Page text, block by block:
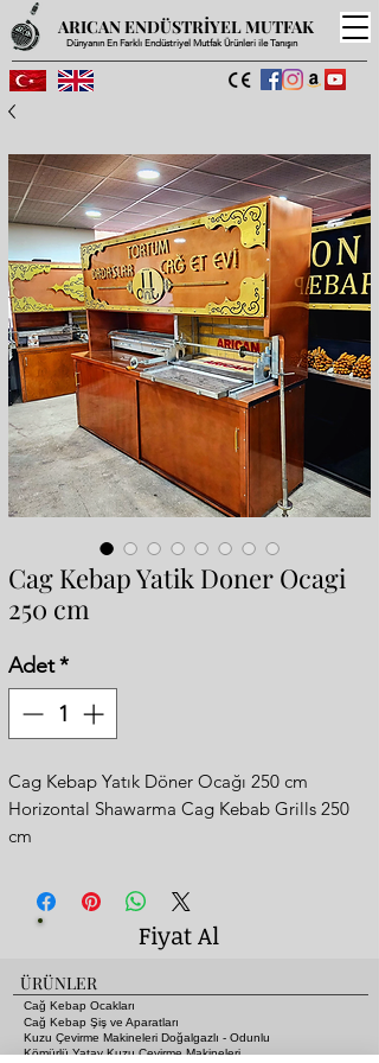
Dünyanın En Farklı Endüstriyel Mutfak Ürünleri ile Tanışın
ARICAN ENDÜSTRİYEL MUTFAK
Cag Kebap Yatik Doner Ocagi
250 cm
Adet*
Cag Kebap Yatık Döner Ocağı 250 cm
Horizontal Shawarma Cag Kebab Grills 250
cm
Gear turning skewers system
Cag kebap and grill
Dimensions: 250x85xh:215 cm
Copper and gold yellow special design
2 Years warranty
Ce certificate
www.aricangrills.com
Fiyat Al
ÜRÜNLER
Cağ Kebap Ocakları
Cağ Kebap Şiş ve Aparatları
Kuzu Çevirme Makineleri Doğalgazlı - Odunlu
Kömürlü Yatay Kuzu Çevirme Makineleri